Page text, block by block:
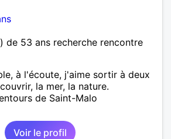
de 53 ans recherche rencontre
à l'écoute, j'aime sortir à deux
la mer, la nature.
de Saint-Malo
Voir le profil